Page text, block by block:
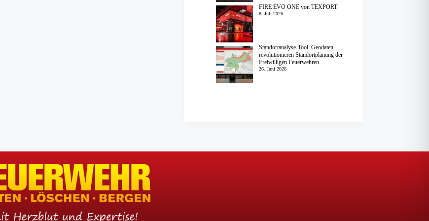
FIRE EVO ONE von TEXPORT
8. Juli 2026
Standortanalyse-Tool: Geodaten
revolutionieren Standortplanung der
Freiwilligen Feuerwehren
26. Juni 2026